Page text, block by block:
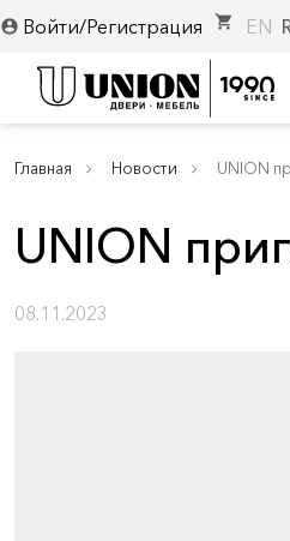
account_circle Войти/Регистрация shopping_cart EN
Главная Новости UNION
UNION
08.11.2023